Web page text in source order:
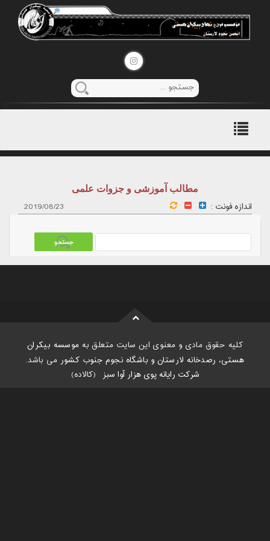
منوی
اصلی
مطالب آموزشی و جزوات علمی
اندازه فونت : 2019/08/23
کلیه حقوق مادی و معنوی این سایت متعلق به موسسه بیکران
هستی، رصدخانه لارستان و باشگاه نجوم جنوب کشور می باشد.
شرکت رایانه پوی هزار آوا سبز (کالاده)